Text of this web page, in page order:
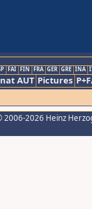
FAI FIN FRA GER GRE INA
AUT Pictures
2006-2026 Heinz